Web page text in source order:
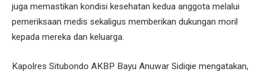
juga memastikan kondisi kesehatan kedua anggota melalui
pemeriksaan medis sekaligus memberikan dukungan moril
kepada mereka dan keluarga.
Kapolres Situbondo AKBP Bayu Anuwar Sidiqie mengatakan,